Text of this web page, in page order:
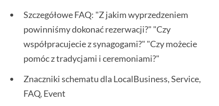
Szczegółowe FAQ: "Z jakim wyprzedzeniem
powinniśmy dokonać rezerwacji?" "Czy
współpracujecie z synagogami?" "Czy możecie
pomóc z tradycjami i ceremoniami?"
Znaczniki schematu dla LocalBusiness, Service,
FAQ, Event